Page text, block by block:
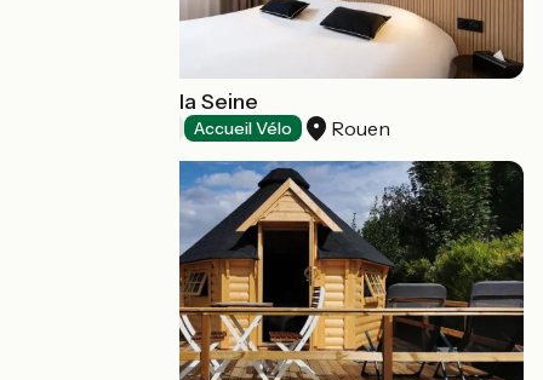
Grand Hôtel de la Seine
Accueil Vélo Rouen